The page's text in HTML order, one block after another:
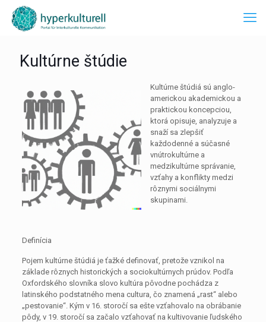
Kultúrne štúdie
Kultúrne štúdiá sú anglo-
americkou akademickou a
praktickou koncepciou,
ktorá opisuje, analyzuje a
snaží sa zlepšiť
každodenné a súčasné
vnútrokultúrne a
medzikultúrne správanie,
vzťahy a konflikty medzi
rôznymi sociálnymi
skupinami.
Definícia
Pojem kultúrne štúdiá je ťažké definovať, pretože vznikol na
základe rôznych historických a sociokultúrnych prúdov. Podľa
Oxfordského slovníka slovo kultúra pôvodne pochádza z
latinského podstatného mena cultura, čo znamená „rast“ alebo
„pestovanie“. Kým v 16. storočí sa ešte vzťahovalo na obrábanie
pôdy, v 19. storočí sa začalo vzťahovať na kultivovanie ľudského